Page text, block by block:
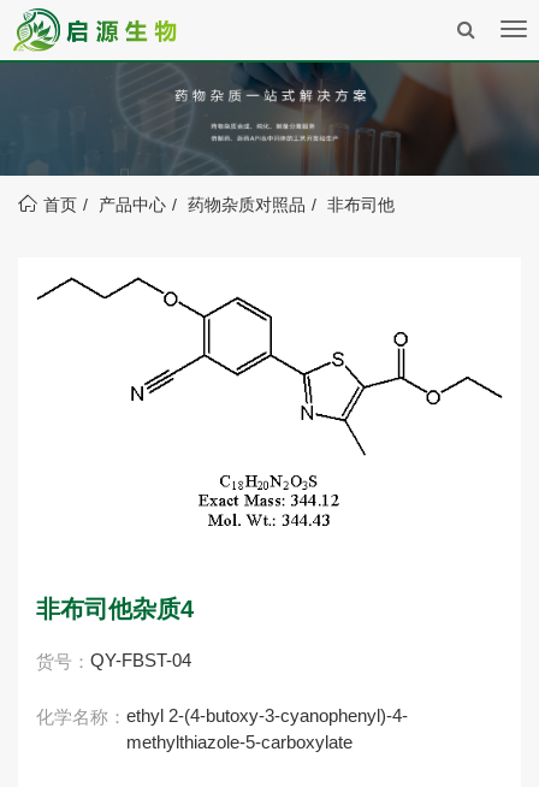
首页 产品中心 药物杂质对照品 非布司他
非布司他杂质4
货号： QY-FBST-04
化学名称： ethyl 2-(4-butoxy-3-cyanophenyl)-4-
methylthiazole-5-carboxylate